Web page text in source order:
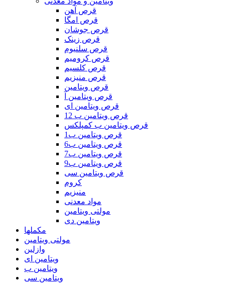
قرص آهن
قرص امگا
قرص جوشان
قرص زینک
قرص سلنیوم
قرص کرومیم
قرص کلسیم
قرص منیزیم
قرص ویتامین
قرص ویتامین آ
قرص ویتامین ای
قرص ویتامین ب 12
قرص ویتامین ب کمپلکس
قرص ویتامین ب1
قرص ویتامین ب6
قرص ویتامین ب7
قرص ویتامین ب9
قرص ویتامین سی
کروم
منیزیم
مواد معدنی
مولتی ویتامین
ویتامین دی
مکملها
مولتی ویتامین
وازلین
ویتامین ای
ویتامین ب
ویتامین سی